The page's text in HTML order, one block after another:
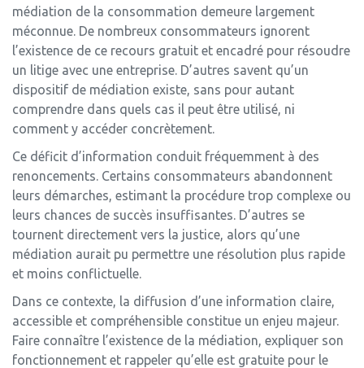
médiation de la consommation demeure largement
méconnue. De nombreux consommateurs ignorent
l’existence de ce recours gratuit et encadré pour résoudre
un litige avec une entreprise. D’autres savent qu’un
dispositif de médiation existe, sans pour autant
comprendre dans quels cas il peut être utilisé, ni
comment y accéder concrètement.
Ce déficit d’information conduit fréquemment à des
renoncements. Certains consommateurs abandonnent
leurs démarches, estimant la procédure trop complexe ou
leurs chances de succès insuffisantes. D’autres se
tournent directement vers la justice, alors qu’une
médiation aurait pu permettre une résolution plus rapide
et moins conflictuelle.
Dans ce contexte, la diffusion d’une information claire,
accessible et compréhensible constitue un enjeu majeur.
Faire connaître l’existence de la médiation, expliquer son
fonctionnement et rappeler qu’elle est gratuite pour le